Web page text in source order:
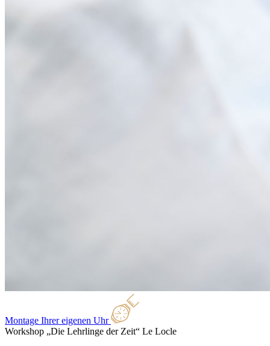
Montage Ihrer eigenen Uhr
Workshop „Die Lehrlinge der Zeit“ Le Locle